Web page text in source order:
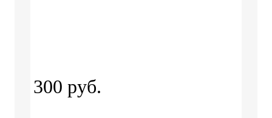
300 руб.